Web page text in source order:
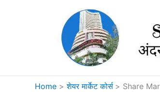
Home शेयर मार्केट कोर्स Share